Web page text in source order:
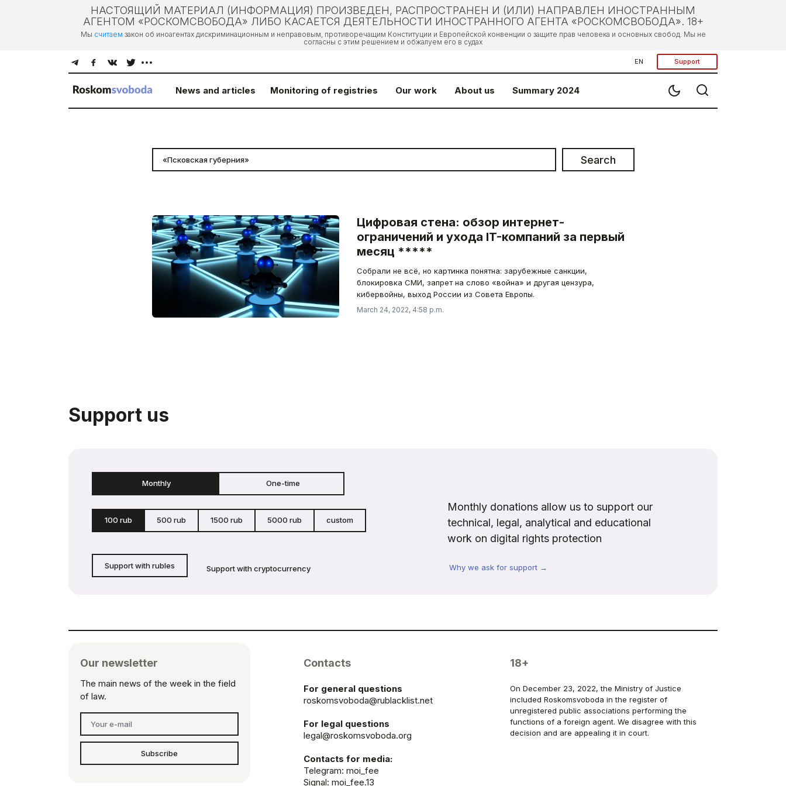
НАСТОЯЩИЙ МАТЕРИАЛ (ИНФОРМАЦИЯ) ПРОИЗВЕДЕН, РАСПРОСТРАНЕН И (ИЛИ) НАПРАВЛЕН ИНОСТРАННЫМ
АГЕНТОМ «РОСКОМСВОБОДА» ЛИБО КАСАЕТСЯ ДЕЯТЕЛЬНОСТИ ИНОСТРАННОГО АГЕНТА «РОСКОМСВОБОДА». 18+
Мы считаем закон об иноагентах дискриминационным и неправовым, противоречащим Конституции и Европейской конвенции о защите прав человека и основных свобод. Мы не
согласны с этим решением и обжалуем его в судах
EN Support
News and articles Monitoring of registries Our work About us Summary 2024
Search
Цифровая стена: обзор интернет-
ограничений и ухода IT-компаний за первый
месяц *****
Собрали не всё, но картинка понятна: зарубежные санкции,
блокировка СМИ, запрет на слово «война» и другая цензура,
кибервойны, выход России из Совета Европы.
March 24, 2022, 4:58 p.m.
Support us
Monthly One-time
100 rub 500 rub 1500 rub 5000 rub custom
Support with rubles Support with cryptocurrency
Monthly donations allow us to support our
technical, legal, analytical and educational
work on digital rights protection
Why we ask for support →
Our newsletter
The main news of the week in the field
of law.
Subscribe
Contacts
For general questions
roskomsvoboda@rublacklist.net
For legal questions
legal@roskomsvoboda.org
Contacts for media:
Telegram: moi_fee
Signal: moi_fee.13
18+
On December 23, 2022, the Ministry of Justice
included Roskomsvoboda in the register of
unregistered public associations performing the
functions of a foreign agent. We disagree with this
decision and are appealing it in court.